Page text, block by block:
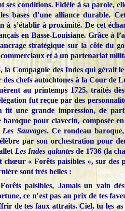
ses conditions. Fidèle à sa parole,
bases d’une alliance durable.
à s’établir à proximité. De cet
en Basse-Louisiane. Grâce à
stratégique sur la côte du
commerciaux et à un partenariat
la Compagnie des Indes qui gérait
des chefs autochtones à la Cour de
au printemps 1725, traités
fut reçue par des
fit une grande impression, de
baroque pour clavecin, composée
Les Sauvages. Ce rondeau
par son orchestration pour
Les Indes galantesde 1736 (la
chœur « Forêts paisibles », sur des
sont très belles :
paisibles, Jamais un vain
ce n′est pas au prix de tes
de tes faux attraits. Ciel, tu les as